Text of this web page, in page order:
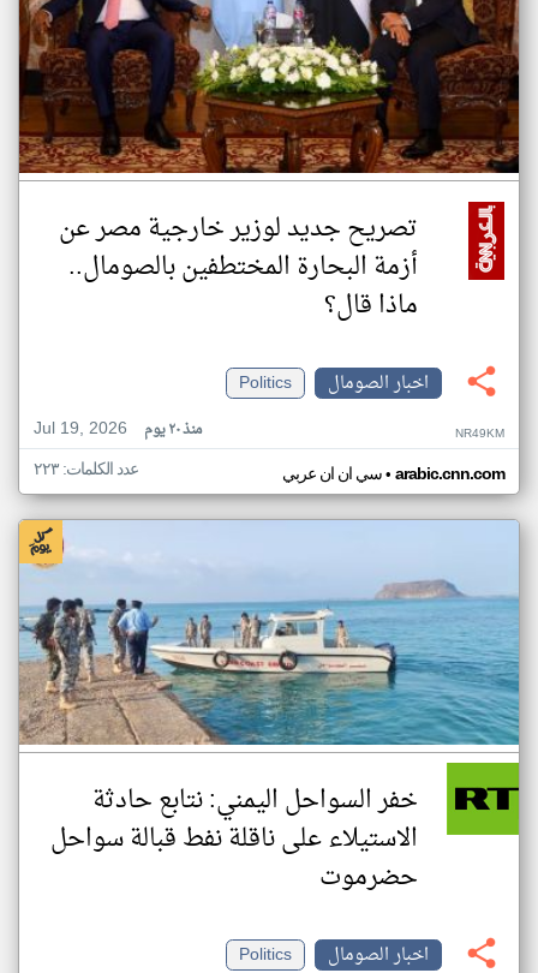
تصريح جديد لوزير خارجية مصر عن
أزمة البحارة المختطفين بالصومال..
ماذا قال؟
اخبار الصومال
Politics
Jul 19, 2026
منذ ٢٠ يوم NR49KM
سي ان ان عربي• arabic.cnn.com عدد الكلمات: ٢٢٣
خفر السواحل اليمني: نتابع حادثة
الاستيلاء على ناقلة نفط قبالة سواحل
حضرموت
اخبار الصومال
Politics